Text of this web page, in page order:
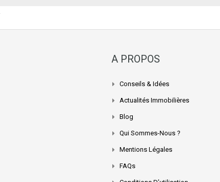
A PROPOS
Conseils & Idées
Actualités Immobilières
Blog
Qui Sommes-Nous ?
Mentions Légales
FAQs